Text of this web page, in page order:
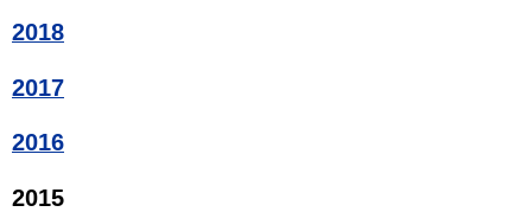
2018
2017
2016
2015